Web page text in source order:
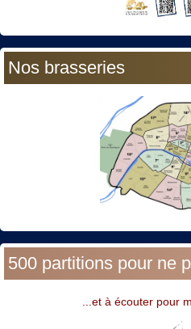
Nos brasseries
500 partitions pour ne
...et à écouter pour